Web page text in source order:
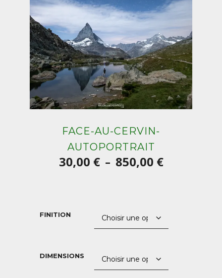
FACE-AU-CERVIN-
AUTOPORTRAIT
30,00 € – 850,00 €Plage
à
FINITION
DIMENSIONS